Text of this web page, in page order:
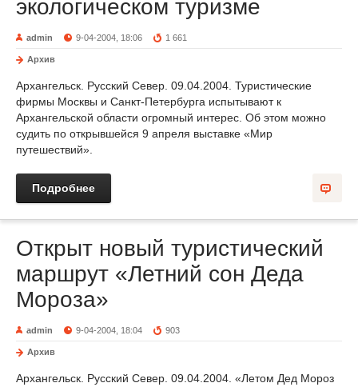
экологическом туризме
admin 9-04-2004, 18:06 1 661
Архив
Архангельск. Русский Север. 09.04.2004. Туристические
фирмы Москвы и Санкт-Петербурга испытывают к
Архангельской области огромный интерес. Об этом можно
судить по открывшейся 9 апреля выставке «Мир
путешествий».
Подробнее
Открыт новый туристический
маршрут «Летний сон Деда
Мороза»
admin 9-04-2004, 18:04 903
Архив
Архангельск. Русский Север. 09.04.2004. «Летом Дед Мороз